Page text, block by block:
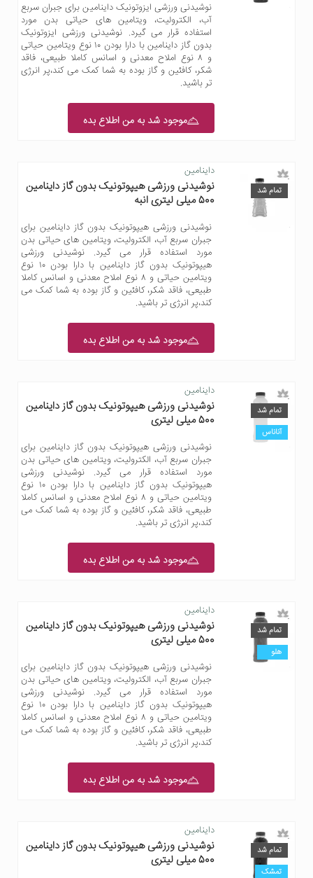
نوشیدنی ورزشی ایزوتونیک داینامین برای جبران سربع
آب، الکترولیت، ویتامین های حیاتی بدن مورد
استفاده قرار می گیرد. نوشیدنی ورزشی ایزوتونیک
بدون گاز داینامین با دارا بودن ۱۰ نوع ویتامین حیاتی
و ۸ نوع املاح معدنی و اسانس کاملا طبیعی، فاقد
شکر، کافئین و گاز بوده به شما کمک می کند،پر انرژی
تر باشید.
موجود شد به من اطلاع بده
تمام شد
داینامین
نوشیدنی ورزشی هیپوتونیک بدون گاز داینامین
500 میلی لیتری انبه
نوشیدنی ورزشی هیپوتونیک بدون گاز داینامین برای
جبران سربع آب، الکترولیت، ویتامین های حیاتی بدن
مورد استفاده قرار می گیرد. نوشیدنی ورزشی
هیپوتونیک بدون گاز داینامین با دارا بودن ۱۰ نوع
ویتامین حیاتی و ۸ نوع املاح معدنی و اسانس کاملا
طبیعی، فاقد شکر، کافئین و گاز بوده به شما کمک می
کند،پر انرژی تر باشید.
موجود شد به من اطلاع بده
تمام شد
آناناس
داینامین
نوشیدنی ورزشی هیپوتونیک بدون گاز داینامین
500 میلی لیتری
نوشیدنی ورزشی هیپوتونیک بدون گاز داینامین برای
جبران سربع آب، الکترولیت، ویتامین های حیاتی بدن
مورد استفاده قرار می گیرد. نوشیدنی ورزشی
هیپوتونیک بدون گاز داینامین با دارا بودن ۱۰ نوع
ویتامین حیاتی و ۸ نوع املاح معدنی و اسانس کاملا
طبیعی، فاقد شکر، کافئین و گاز بوده به شما کمک می
کند،پر انرژی تر باشید.
موجود شد به من اطلاع بده
تمام شد
هلو
داینامین
نوشیدنی ورزشی هیپوتونیک بدون گاز داینامین
500 میلی لیتری
نوشیدنی ورزشی هیپوتونیک بدون گاز داینامین برای
جبران سربع آب، الکترولیت، ویتامین های حیاتی بدن
مورد استفاده قرار می گیرد. نوشیدنی ورزشی
هیپوتونیک بدون گاز داینامین با دارا بودن ۱۰ نوع
ویتامین حیاتی و ۸ نوع املاح معدنی و اسانس کاملا
طبیعی، فاقد شکر، کافئین و گاز بوده به شما کمک می
کند،پر انرژی تر باشید.
موجود شد به من اطلاع بده
تمام شد
تمشک
داینامین
نوشیدنی ورزشی هیپوتونیک بدون گاز داینامین
500 میلی لیتری